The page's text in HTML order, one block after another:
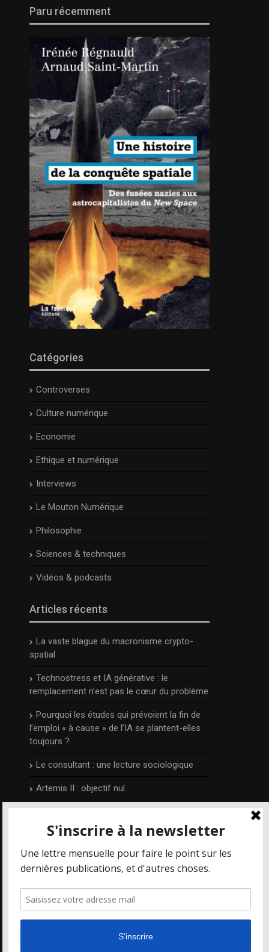
Paru récemment
Catégories
Controverses
Culture numérique
Economie
Ethique et numérique
Interviews
Le Mouton Numérique
Philosophie
Sciences & techniques
Vidéos & podcasts
Articles récents
La vaste blague du macronisme crypto-
spatial
Technostress et IA générative : le
remplacement n’est pas le cœur du problème
Pourquoi les études qui prévoient la fin de
l’emploi « à cause » de l’IA se plantent-elles
toujours ?
Le consultant : une lecture sociologique
Artemis II : objectif nul
Publié et édité par Irénée Régnauld,Mais où
va le web ?est un blog qui prend part aux
nouvelles technologies et le numérique en
particulier, depuis 2014.